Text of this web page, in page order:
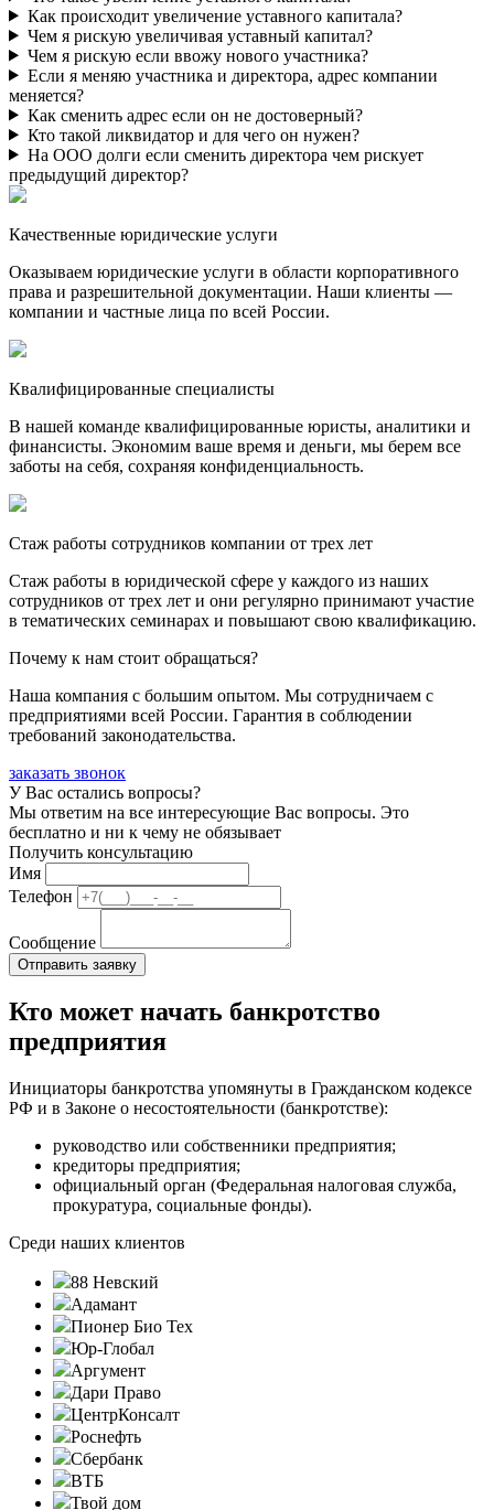
Как происходит увеличение уставного капитала?
Чем я рискую увеличивая уставный капитал?
Чем я рискую если ввожу нового участника?
Если я меняю участника и директора, адрес компании
меняется?
Как сменить адрес если он не достоверный?
Кто такой ликвидатор и для чего он нужен?
На ООО долги если сменить директора чем рискует
предыдущий директор?
Качественные юридические услуги
Оказываем юридические услуги в области корпоративного
права и разрешительной документации. Наши клиенты —
компании и частные лица по всей России.
Квалифицированные специалисты
В нашей команде квалифицированные юристы, аналитики и
финансисты. Экономим ваше время и деньги, мы берем все
заботы на себя, сохраняя конфиденциальность.
Стаж работы сотрудников компании от трех лет
Стаж работы в юридической сфере у каждого из наших
сотрудников от трех лет и они регулярно принимают участие
в тематических семинарах и повышают свою квалификацию.
Почему к нам стоит обращаться?
Наша компания с большим опытом. Мы сотрудничаем с
предприятиями всей России. Гарантия в соблюдении
требований законодательства.
заказать звонок
У Вас остались вопросы?
Мы ответим на все интересующие Вас вопросы. Это
бесплатно и ни к чему не обязывает
Получить консультацию
Имя
Телефон
Сообщение
Кто может начать банкротство
предприятия
Инициаторы банкротства упомянуты в Гражданском кодексе
РФ и в Законе о несостоятельности (банкротстве):
руководство или собственники предприятия;
кредиторы предприятия;
официальный орган (Федеральная налоговая служба,
прокуратура, социальные фонды).
Среди наших клиентов
88 Невский
Адамант
Пионер Био Тех
Юр-Глобал
Аргумент
Дари Право
ЦентрКонсалт
Роснефть
Сбербанк
ВТБ
Твой дом